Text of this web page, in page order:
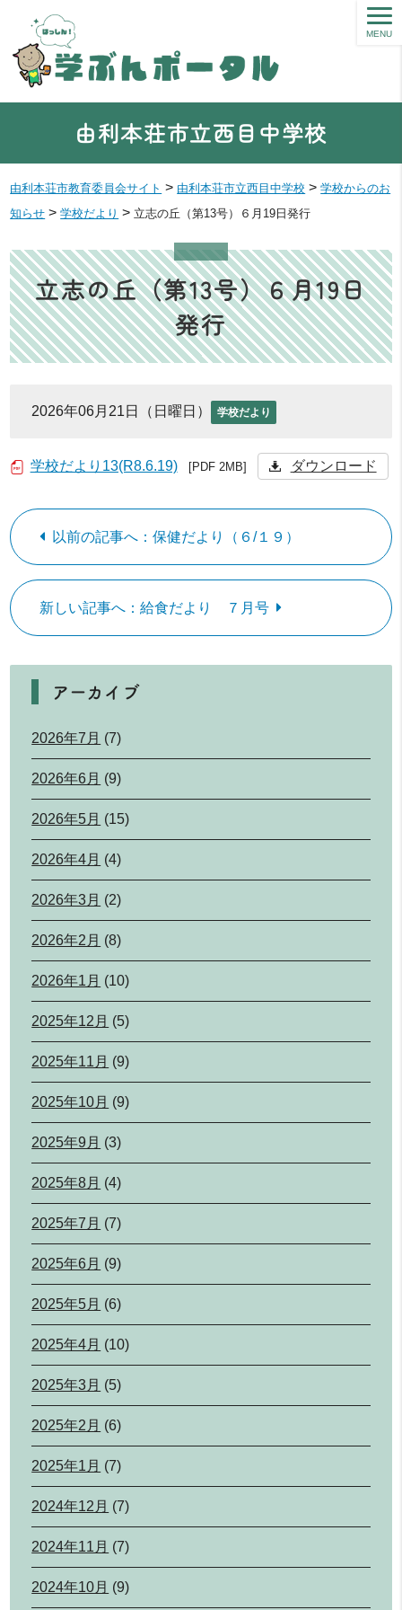
由利本荘市立西目中学校
MENU
由利本荘市教育委員会サイト > 由利本荘市立西目中学校 >学校からのお
知らせ >学校だより > 立志の丘（第13号）６月19日発行
立志の丘（第13号）６月19日
発行
2026年06月21日（日曜日） 学校だより
学校だより13(R8.6.19) [PDF 2MB] ダウンロード
以前の記事へ：保健だより（６/１９）
新しい記事へ：給食だより ７月号
アーカイブ
2026年7月 (7)
2026年6月 (9)
2026年5月 (15)
2026年4月 (4)
2026年3月 (2)
2026年2月 (8)
2026年1月 (10)
2025年12月 (5)
2025年11月 (9)
2025年10月 (9)
2025年9月 (3)
2025年8月 (4)
2025年7月 (7)
2025年6月 (9)
2025年5月 (6)
2025年4月 (10)
2025年3月 (5)
2025年2月 (6)
2025年1月 (7)
2024年12月 (7)
2024年11月 (7)
2024年10月 (9)